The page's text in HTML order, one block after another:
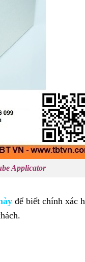
Applicator
để biết chính xác